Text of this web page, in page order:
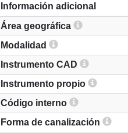
Información adicional
Área geográfica
Modalidad
Instrumento CAD
Instrumento propio
Código interno
Forma de canalización